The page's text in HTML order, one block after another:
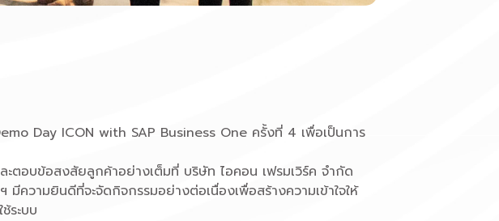
Day ICON with SAP Business One ครั้งที่ 4 เพื่อเป็นการ
ะตอบข้อสงสัยลูกค้าอย่างเต็มที่ บริษัท ไอคอน เฟรมเวิร์ค จำกัด
วามยินดีที่จะจัดกิจกรรมอย่างต่อเนื่องเพื่อสร้างความเข้าใจให้
ระบบ